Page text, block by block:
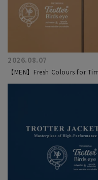
2026.08.07
【MEN】Fresh Colours for